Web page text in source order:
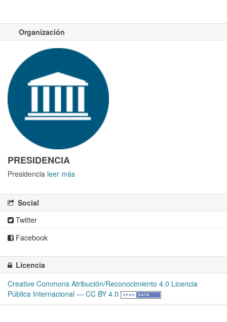
Organización
PRESIDENCIA
Presidencia leer más
Social
Twitter
Facebook
Licencia
Creative Commons Atribución/Reconocimiento 4.0 Licencia
Pública Internacional — CC BY 4.0